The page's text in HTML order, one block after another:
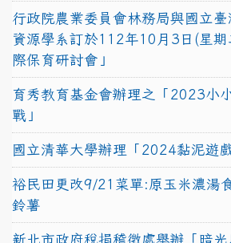
行政院農業委員會林務局與國立
資源學系訂於112年10月3日(星
際保育研討會」
育秀教育基金會辦理之「2023小
戰」
國立清華大學辦理「2024黏泥遊
裕民田更改9/21菜單:原玉米濃湯
鈴薯
新北市政府稅捐稽徵處舉辦「暗光